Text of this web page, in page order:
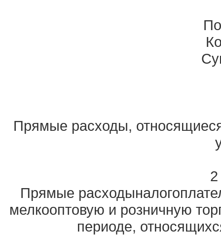
Прямые расходы,
Прямые
мелкооптовую и розничную
периоде,